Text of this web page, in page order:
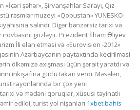
«İçəri şəhər», Şirvanşahlar Sarayı, Qız
rəsmlər muzeyi «Qobustan» YUNESKO-
salındı. Digər bənzərsiz tarixi və
növbəsini gözləyir. Prezident İlham Əliyev
İli elan etməsi və «Eurovision -2012»
Azərbaycanın paytaxtında keçirilməsi
ölkəmizə axışması üçün şərait yaratdı və
inkişafına güclü təkan verdi. Məsələn,
rayonlarında bir çox yeni
və mədəni qoruqlar, xüsusi təyinatlı
edildi, turist yol nişanları 1xbet bahis